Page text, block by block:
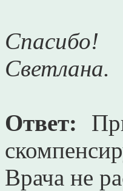
Спасибо!
Светлана.
Ответ:
Врача не